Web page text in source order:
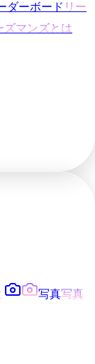
ダーボード リー
ズマンズとは
写真写真